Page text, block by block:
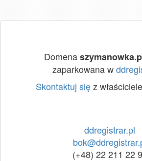
Domena
zaparkowana w
Skontaktuj sięz
ddregistrar.pl
(+48) 22 211 22